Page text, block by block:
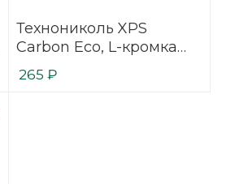
Технониколь XPS
Carbon Eco, L-кромка
1180x580x50 мм (8 плит)
265 ₽